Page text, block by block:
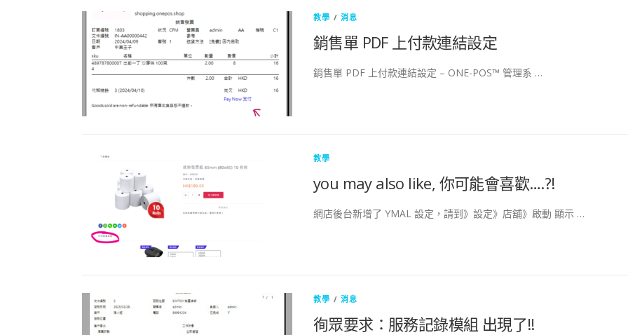
教學 /消息
銷售單 PDF 上付款連結設定
銷售單 PDF 上付款連結設定 – ONE-POS™ 管理系 …
教學
you may also like, 你可能會喜歡….?!
網店後台新增了 YMAL 設定，請到》設定》店舖》啟動 顯示 …
教學 /消息
徇眾要求：服務記錄模組 出現了!!